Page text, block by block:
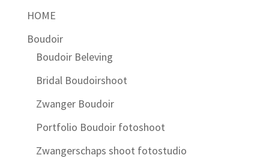
HOME
Boudoir
Boudoir Beleving
Bridal Boudoirshoot
Zwanger Boudoir
Portfolio Boudoir fotoshoot
Zwangerschaps shoot fotostudio